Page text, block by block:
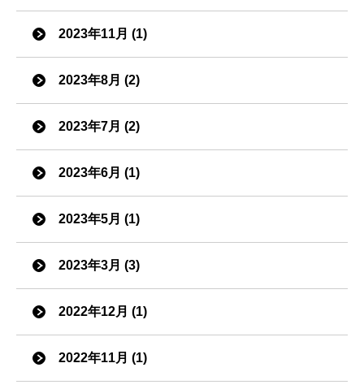
2023年11月 (1)
2023年8月 (2)
2023年7月 (2)
2023年6月 (1)
2023年5月 (1)
2023年3月 (3)
2022年12月 (1)
2022年11月 (1)